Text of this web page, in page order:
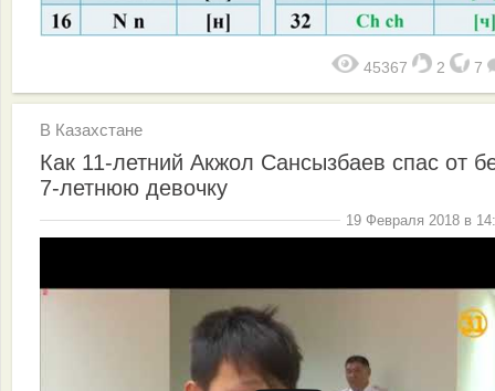
45367 2 7
В Казахстане
Как 11-летний Акжол Сансызбаев спас от
7-летнюю девочку
19 Февраля 2018 в